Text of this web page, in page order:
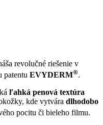
revolučné riešenie v
patentu EVYDERM®.
ľahká penová textúra
kde vytvára dlhodobo
pocitu či bieleho filmu.